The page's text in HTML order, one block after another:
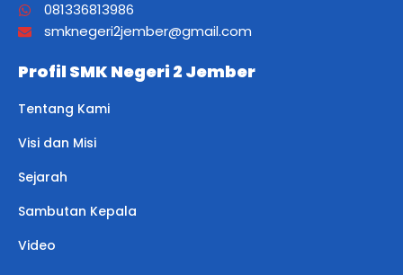
081336813986
smknegeri2jember@gmail.com
Profil SMK Negeri 2 Jember
Tentang Kami
Visi dan Misi
Sejarah
Sambutan Kepala
Video